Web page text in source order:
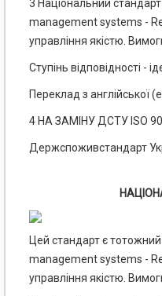
3 Національний
management systems -
управління якістю.
Ступінь відповідності -
Переклад з англійської
4 НА ЗАМІНУ ДСТУ ISO
Держспоживстандарт
Цей стандарт є
management systems -
управління якістю.